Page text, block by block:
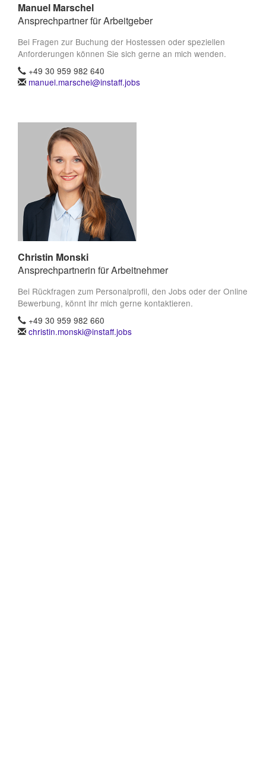
Manuel Marschel
Ansprechpartner für Arbeitgeber
Bei Fragen zur Buchung der Hostessen oder speziellen
Anforderungen können Sie sich gerne an mich wenden.
+49 30 959 982 640
manuel.marschel@instaff.jobs
Christin Monski
Ansprechpartnerin für Arbeitnehmer
Bei Rückfragen zum Personalprofil, den Jobs oder der Online
Bewerbung, könnt ihr mich gerne kontaktieren.
+49 30 959 982 660
christin.monski@instaff.jobs